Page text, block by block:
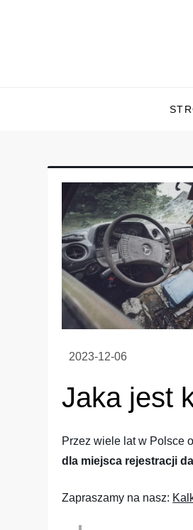
Jaka jest
Przez wiele lat w Polsce
dla miejsca rejestracji
Zapraszamy na nasz: